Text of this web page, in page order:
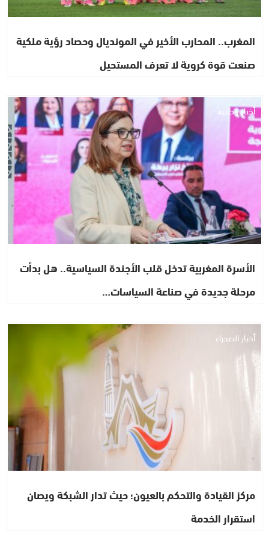
المغرب.. المحارب الأخير في المونديال وحصاد رؤية ملكية
صنعت قوة كروية لا تعرف المستحيل
أخبار وطنية
الأسرة المغربية تدخل قلب الأجندة السياسية.. هل بدأت
مرحلة جديدة في صناعة السياسات…
أخبار الصحراء
مركز القيادة والتحكم بالعيون؛ حيث تدار الشبكة ويصان
استقرار الخدمة